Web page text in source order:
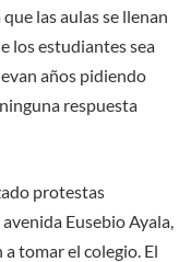
las aulas se llenan
los estudiantes sea
años pidiendo
respuesta
protestas
Eusebio Ayala,
tomar el colegio. El